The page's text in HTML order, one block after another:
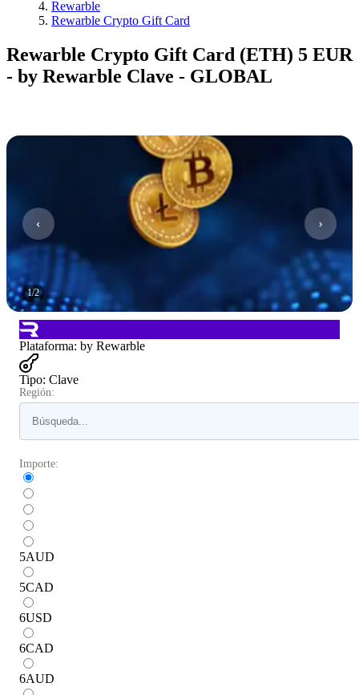
Rewarble
Rewarble Crypto Gift Card
Rewarble Crypto Gift Card (ETH) 5 EUR
- by Rewarble Clave - GLOBAL
1/2
Plataforma: by Rewarble
Tipo: Clave
Región:
Importe:
5AUD
5CAD
6USD
6CAD
6AUD